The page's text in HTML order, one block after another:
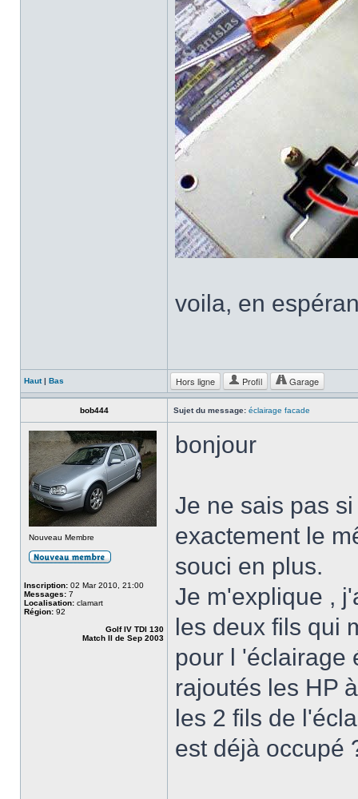
voila, en
Haut| Bas Hors ligne Profil Garage
bob444 Sujet du message: éclairage facade
Nouveau Membre
Inscription: 02 Mar 2010, 21:00
Messages: 7
Localisation: clamart
Région: 92
Golf IV TDI 130
Match II de Sep 2003
bonjour
Je ne sais pas
exactement le
souci en plus.
Je m'explique ,
les deux fils qui
pour l 'éclairage
rajoutés les HP
les 2 fils de
est déjà occupé